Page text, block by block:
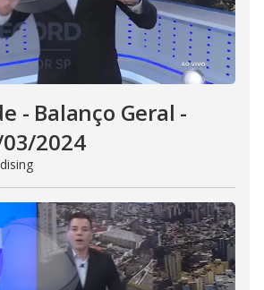
- Balanço Geral -
2024